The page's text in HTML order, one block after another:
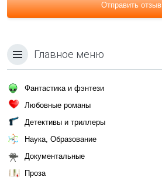
Отправить отзыв
Главное меню
Фантастика и фэнтези
Любовные романы
Детективы и триллеры
Наука, Образование
Документальные
Проза